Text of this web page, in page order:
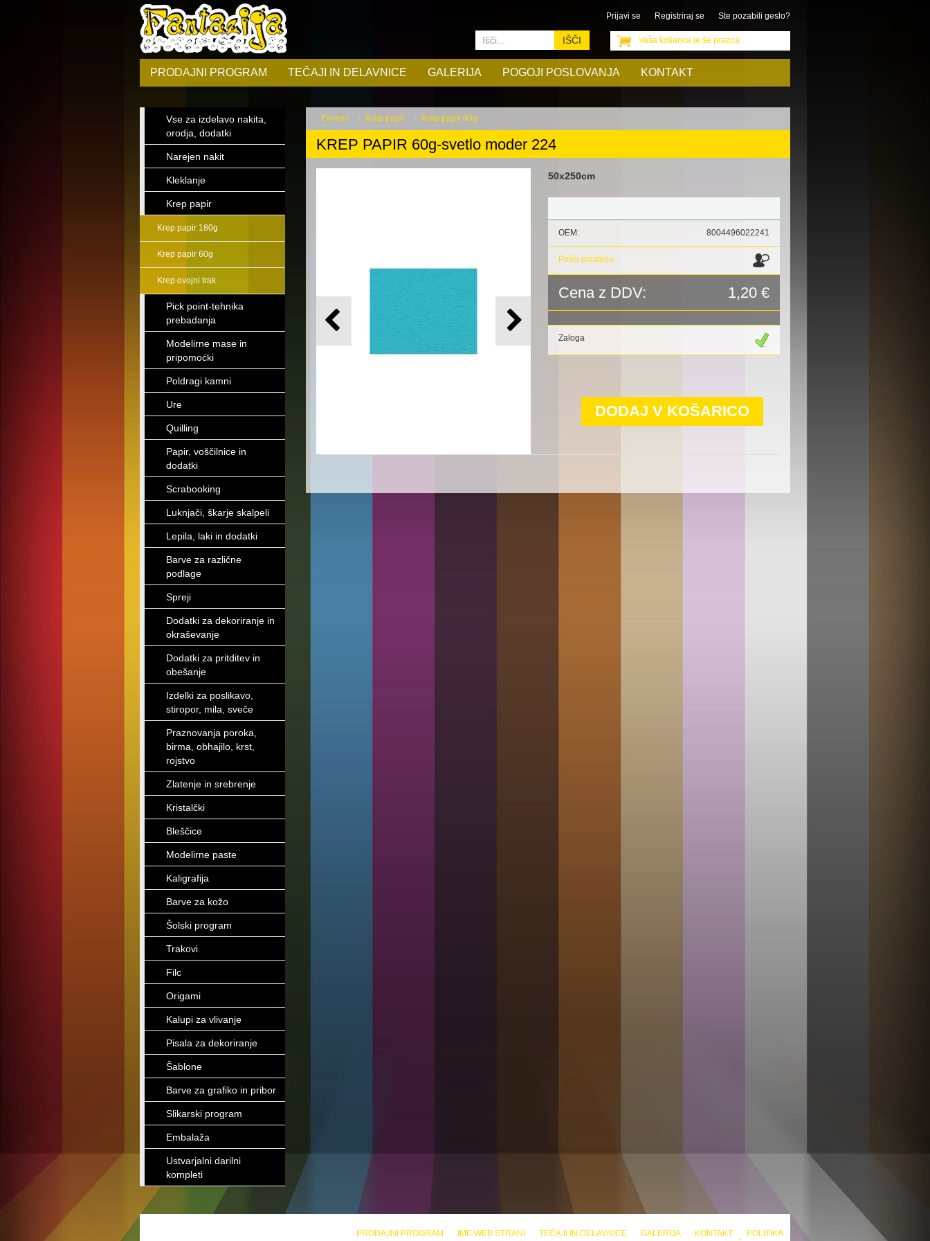
Prijavi se Registriraj se Ste pozabili geslo?
Vaša košarica je še prazna
PRODAJNI PROGRAM TEČAJI IN DELAVNICE GALERIJA POGOJI POSLOVANJA KONTAKT
IŠČI
Vse za izdelavo nakita,
orodja, dodatki
Narejen nakit
Kleklanje
Krep papir
Krep papir 180g
Krep papir 60g
Krep ovojni trak
Pick point-tehnika
prebadanja
Modelirne mase in
pripomoćki
Poldragi kamni
Ure
Quilling
Papir, voščilnice in
dodatki
Scrabooking
Luknjači, škarje skalpeli
Lepila, laki in dodatki
Barve za različne
podlage
Spreji
Dodatki za dekoriranje in
okraševanje
Dodatki za pritditev in
obešanje
Izdelki za poslikavo,
stiropor, mila, sveče
Praznovanja poroka,
birma, obhajilo, krst,
rojstvo
Zlatenje in srebrenje
Kristalčki
Bleščice
Modelirne paste
Kaligrafija
Barve za kožo
Šolski program
Trakovi
Filc
Origami
Kalupi za vlivanje
Pisala za dekoriranje
Šablone
Barve za grafiko in pribor
Slikarski program
Embalaža
Ustvarjalni darilni
kompleti
Domov Krep papir Krep papir 60g
KREP PAPIR 60g-svetlo moder 224
50x250cm
OEM: 8004496022241
Pošlji prijatelju
Cena z DDV: 1,20 €
Zaloga
DODAJ V KOŠARICO
PRODAJNI PROGRAM IME WEB STRANI TEČAJI IN DELAVNICE GALERIJA KONTAKT
POLITIKA